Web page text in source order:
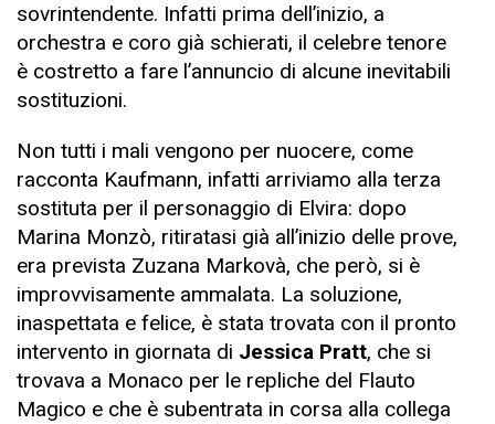
sovrintendente. Infatti prima dell’inizio, a
orchestra e coro già schierati, il celebre tenore
è costretto a fare l’annuncio di alcune inevitabili
sostituzioni.
Non tutti i mali vengono per nuocere, come
racconta Kaufmann, infatti arriviamo alla terza
sostituta per il personaggio di Elvira: dopo
Marina Monzò, ritiratasi già all’inizio delle prove,
era prevista Zuzana Markovà, che però, si è
improvvisamente ammalata. La soluzione,
inaspettata e felice, è stata trovata con il pronto
intervento in giornata di Jessica Pratt, che si
trovava a Monaco per le repliche del Flauto
Magico e che è subentrata in corsa alla collega